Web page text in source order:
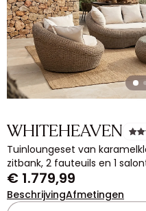
WHITEHEAVEN
Tuinloungeset van
zitbank, 2 fauteuils en 1
€ 1.779,99
BeschrijvingAfmetingen